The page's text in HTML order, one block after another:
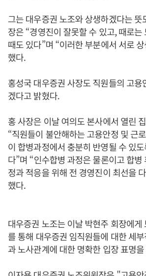
그는 대우증권 노조와 상생하겠다는 뜻
장은 “경영진이 잘못할 수 있고, 때로
때도 있다”며 “이러한 부분에서 서로
했다.
홍성국 대우증권 사장도 직원들의 고용
겠다고 밝혔다.
홍 사장은 이날 여의도 본사에서 열린
“직원들이 불안해하는 고용안정 및 근
이 합병과정에서 충분히 반영될 수 있
다”며 “인수합병 과정은 물론이고 합
정과 적응을 위해 전 경영진이 최선을
했다.
대우증권 노조는 이날 박현주 회장에게
를 통해 대우증권 임직원들에 대한 세
과 노사관계에 대한 명확한 입장 표명